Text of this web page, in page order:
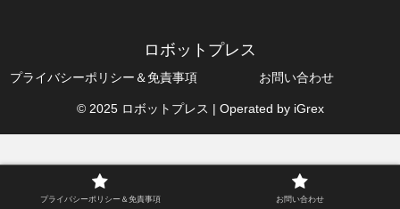
ロボットプレス
プライバシーポリシー＆免責事項 お問い合わせ
© 2025 ロボットプレス | Operated by iGrex
プライバシーポリシー＆免責事項 お問い合わせ